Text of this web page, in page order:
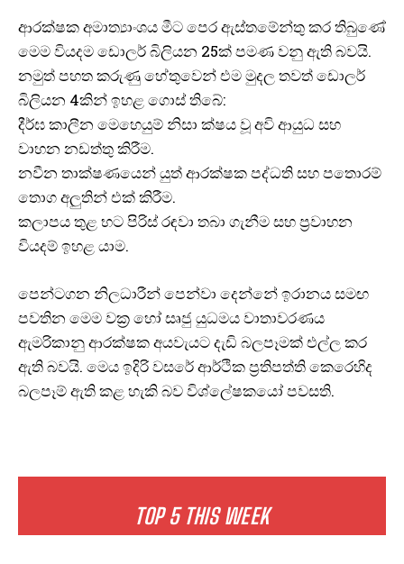
TOP 5 THIS WEEK
ආරක්ෂක අමාත්‍යාංශය මීට පෙර ඇස්තමේන්තු කර තිබුණේ
මෙම වියදම ඩොලර් බිලියන 25ක් පමණ වනු ඇති බවයි.
නමුත් පහත කරුණු හේතුවෙන් එම මුදල තවත් ඩොලර්
බිලියන 4කින් ඉහළ ගොස් තිබේ:
දීර්ඝ කාලීන මෙහෙයුම් නිසා ක්ෂය වූ අවි ආයුධ සහ
වාහන නඩත්තු කිරීම.
නවීන තාක්ෂණයෙන් යුත් ආරක්ෂක පද්ධති සහ පතොරම්
තොග අලුතින් එක් කිරීම.
කලාපය තුළ භට පිරිස් රඳවා තබා ගැනීම සහ ප්‍රවාහන
වියදම් ඉහළ යාම.
පෙන්ටගන නිලධාරීන් පෙන්වා දෙන්නේ ඉරානය සමඟ
පවතින මෙම වක්‍ර හෝ සෘජු යුධමය වාතාවරණය
ඇමරිකානු ආරක්ෂක අයවැයට දැඩි බලපෑමක් එල්ල කර
ඇති බවයි. මෙය ඉදිරි වසරේ ආර්ථික ප්‍රතිපත්ති කෙරෙහිද
බලපෑම් ඇති කළ හැකි බව විශ්ලේෂකයෝ පවසති.